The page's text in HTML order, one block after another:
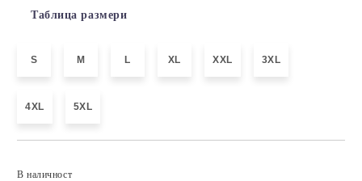
Таблица размери
S M L XL XXL 3XL
4XL 5XL
В наличност